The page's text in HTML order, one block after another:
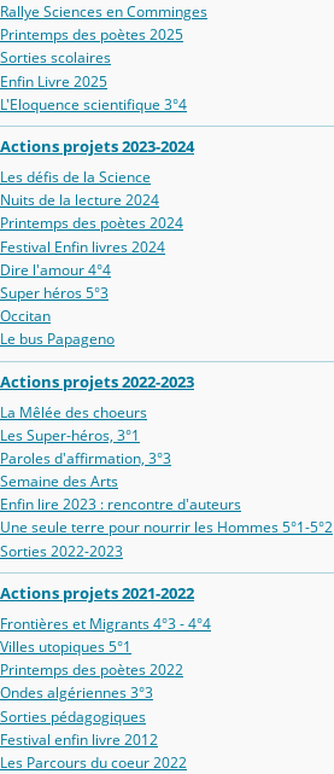
Rallye Sciences en Comminges
Printemps des poètes 2025
Sorties scolaires
Enfin Livre 2025
L'Eloquence scientifique 3°4
Actions projets 2023-2024
Les défis de la Science
Nuits de la lecture 2024
Printemps des poètes 2024
Festival Enfin livres 2024
Dire l'amour 4°4
Super héros 5°3
Occitan
Le bus Papageno
Actions projets 2022-2023
La Mêlée des choeurs
Les Super-héros, 3°1
Paroles d'affirmation, 3°3
Semaine des Arts
Enfin lire 2023 : rencontre d'auteurs
Une seule terre pour nourrir les Hommes 5°1-5°2
Sorties 2022-2023
Actions projets 2021-2022
Frontières et Migrants 4°3 - 4°4
Villes utopiques 5°1
Printemps des poètes 2022
Ondes algériennes 3°3
Sorties pédagogiques
Festival enfin livre 2012
Les Parcours du coeur 2022